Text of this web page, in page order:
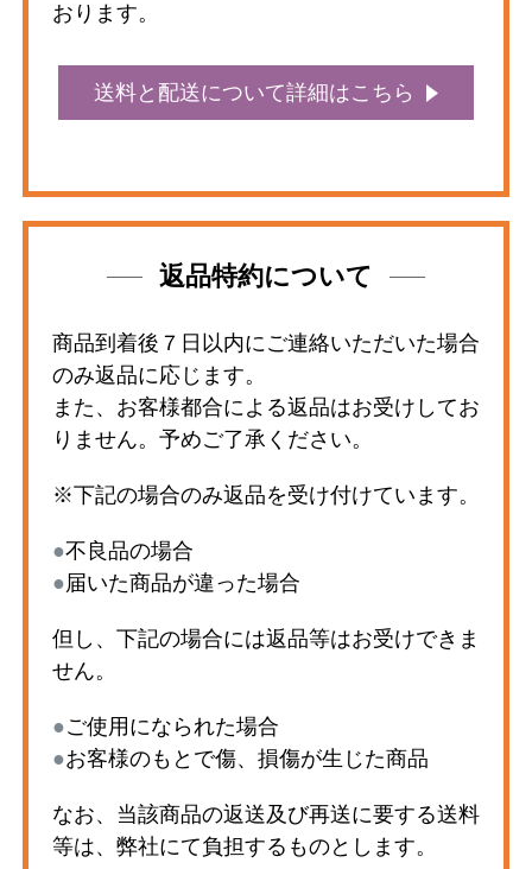
おります。
送料と配送について詳細はこちら
返品特約について
商品到着後７日以内にご連絡いただいた場合
のみ返品に応じます。
また、お客様都合による返品はお受けしてお
りません。予めご了承ください。
※下記の場合のみ返品を受け付けています。
●不良品の場合
●届いた商品が違った場合
但し、下記の場合には返品等はお受けできま
せん。
●ご使用になられた場合
●お客様のもとで傷、損傷が生じた商品
なお、当該商品の返送及び再送に要する送料
等は、弊社にて負担するものとします。